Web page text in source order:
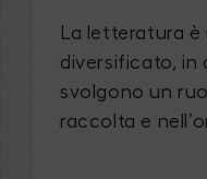
La letteratura
diversificato, in
svolgono un
raccolta e